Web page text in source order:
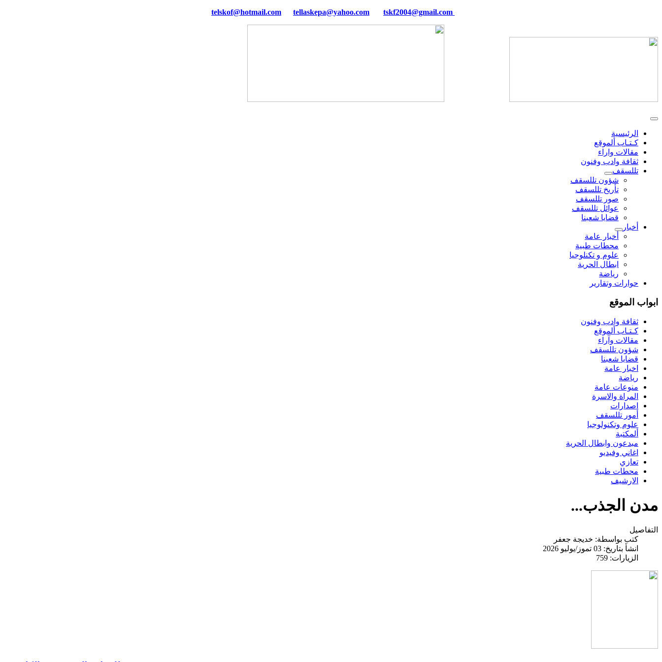
tellaskepa@yahoo.com tskf2004@gmail.com
الرئيسية
كـتـاب ألموقع
مقالات واراء
ثقافة وادب وفنون
تللسقف
شؤون تللسقف
تأريخ تللسقف
صور تللسقف
عوائل تللسقف
قضايا شعبنا
أخبار
أخبار عامة
محطات طبية
علوم و تکنلوجیا
ابطال الحرية
رياضة
حوارات وتقارير
ابواب الموقع
ثقافة وادب وفنون
كـتـاب ألموقع
مقالات وآراء
شؤون تللسقف
قضايا شعبنا
اخبار عامة
رياضة
منوعات عامة
المراة والاسرة
اصدارات
أمور تللسقف
علوم وتكنولوجيا
ألمكتبة
مبدعون وابطال الحرية
اغاني وفيديو
تعازي
محطات طبية
الارشيف
مدن الجذب...
التفاصيل
كتب بواسطة: خديجة جعفر
انشأ بتاريخ: 03 تموز/يوليو 2026
الزيارات: 759